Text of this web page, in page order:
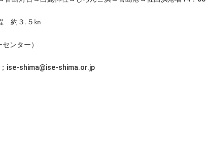
㎞
ンター）
shima@ise-shima.or.jp